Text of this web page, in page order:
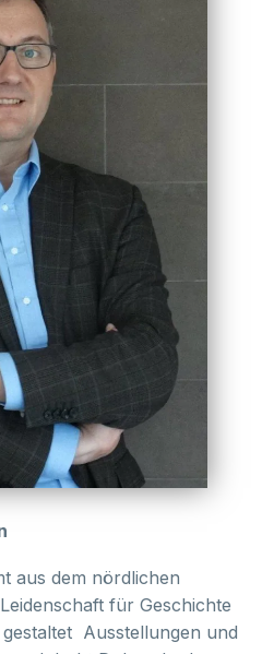
aus dem nördlichen
für Geschichte
Ausstellungen und